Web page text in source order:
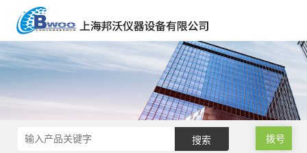
拨号